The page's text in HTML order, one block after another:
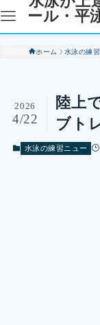
ール・平
ホーム 水泳の練
陸上
ブト
2026
4/22
水泳の練習ニュー